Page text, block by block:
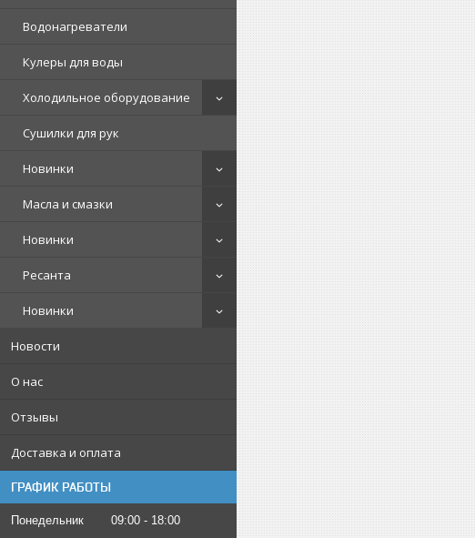
Водонагреватели
Кулеры для воды
Холодильное оборудование
Сушилки для рук
Новинки
Масла и смазки
Новинки
Ресанта
Новинки
Новости
О нас
Отзывы
Доставка и оплата
ГРАФИК РАБОТЫ
Понедельник 09:00
18:00